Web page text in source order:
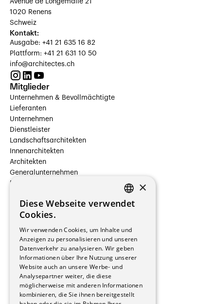
Avenue de Longemalle 21
1020 Renens
Schweiz
Kontakt:
Ausgabe: +41 21 635 16 82
Plattform: +41 21 631 10 50
info@architectes.ch
Mitglieder
Unternehmen & Bevollmächtigte
Lieferanten
Unternehmen
Dienstleister
Landschaftsarchitekten
Innenarchitekten
Architekten
Generalunternehmen
Beauftragte Unternehmen
Hersteller/Lieferanten
Bauherrschaften
Immobilienverwaltungsgesellschaften
Stockwerkeigentum
Reportagen
Wohnungen
Renovierungen
Innere Umbauten
Gastgewerbe und Tourismus
Verwaltungsgebäude und Geschäfte
FRENCH
×
Diese Webseite verwendet
Cookies.
Wir verwenden Cookies, um Inhalte und
Anzeigen zu personalisieren und unseren
Datenverkehr zu analysieren. Wir geben
Informationen über Ihre Nutzung unserer
Website auch an unsere Werbe- und
Analysepartner weiter, die diese
möglicherweise mit anderen Informationen
kombinieren, die Sie ihnen bereitgestellt